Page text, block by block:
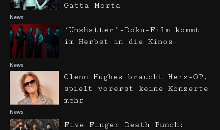
News
Gatta Morta
News
‘Unshatter’-Doku-Film kommt
im Herbst in die Kinos
News
Glenn Hughes braucht Herz-OP,
spielt vorerst keine Konzerte
mehr
Five Finger Death Punch: